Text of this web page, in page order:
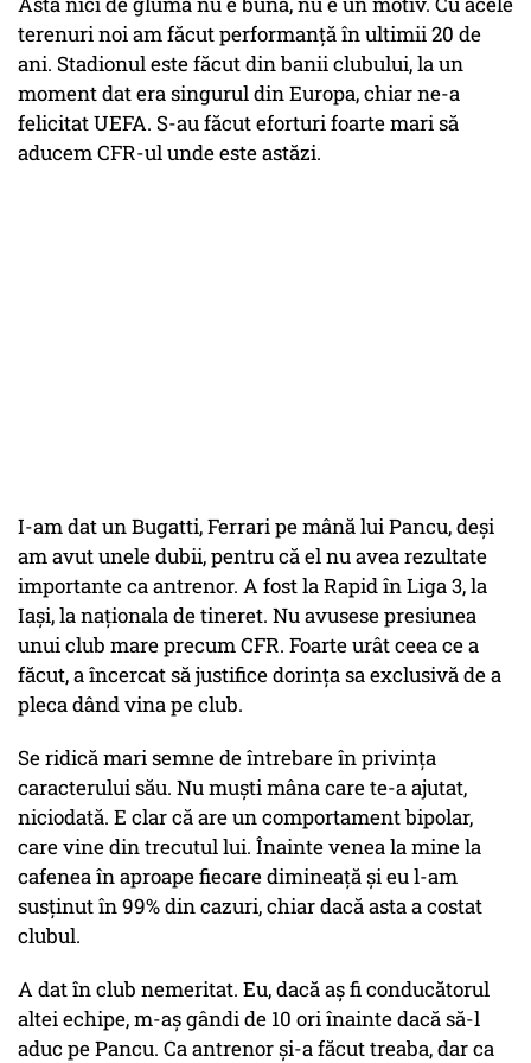
terenuri noi am făcut performanță în ultimii 20 de
ani. Stadionul este făcut din banii clubului, la un
moment dat era singurul din Europa, chiar ne-a
felicitat UEFA. S-au făcut eforturi foarte mari să
aducem CFR-ul unde este astăzi.
I-am dat un Bugatti, Ferrari pe mână lui Pancu, deși
am avut unele dubii, pentru că el nu avea rezultate
importante ca antrenor. A fost la Rapid în Liga 3, la
Iași, la naționala de tineret. Nu avusese presiunea
unui club mare precum CFR. Foarte urât ceea ce a
făcut, a încercat să justifice dorința sa exclusivă de a
pleca dând vina pe club.
Se ridică mari semne de întrebare în privința
caracterului său. Nu muști mâna care te-a ajutat,
niciodată. E clar că are un comportament bipolar,
care vine din trecutul lui. Înainte venea la mine la
cafenea în aproape fiecare dimineață și eu l-am
susținut în 99% din cazuri, chiar dacă asta a costat
clubul.
A dat în club nemeritat. Eu, dacă aș fi conducătorul
altei echipe, m-aș gândi de 10 ori înainte dacă să-l
aduc pe Pancu. Ca antrenor și-a făcut treaba, dar ca